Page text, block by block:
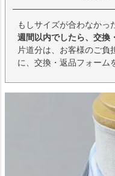
もしサイズが合わなかっ
週間以内でしたら、交換
片道分は、お客様のご負
に、交換・返品フォーム